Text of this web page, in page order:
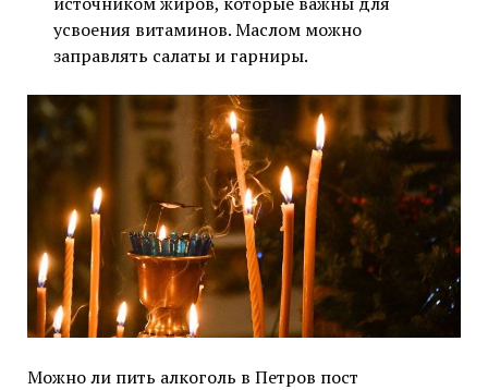
усвоения витаминов. Маслом можно
заправлять салаты и гарниры.
Можно ли пить алкоголь в Петров пост